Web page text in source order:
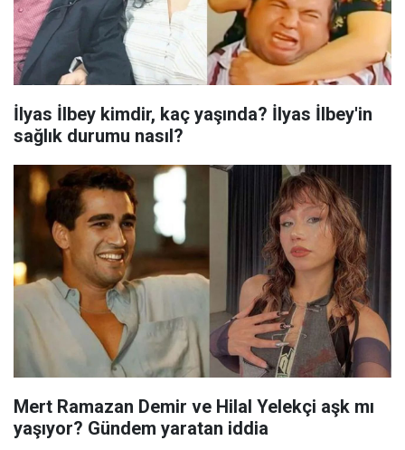
İlyas İlbey kimdir, kaç yaşında? İlyas İlbey'in
sağlık durumu nasıl?
Mert Ramazan Demir ve Hilal Yelekçi aşk mı
yaşıyor? Gündem yaratan iddia